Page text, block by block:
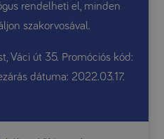
rendelheti el, minden
szakorvosával.
Váci út 35. Promóciós kód:
dátuma: 2022.03.17.